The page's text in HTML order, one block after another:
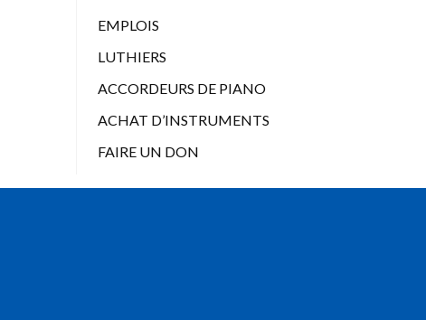
EMPLOIS
LUTHIERS
ACCORDEURS DE PIANO
ACHAT D’INSTRUMENTS
FAIRE UN DON